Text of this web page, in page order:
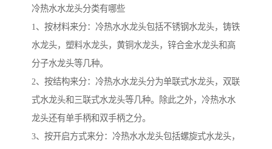
冷热水水龙头分类有哪些
1、按材料来分：冷热水水龙头包括不锈钢水龙头，铸铁
水龙头，塑料水龙头，黄铜水龙头，锌合金水龙头和高
分子水龙头等几种。
2、按结构来分：冷热水水龙头分为单联式水龙头，双联
式水龙头和三联式水龙头等几种。除此之外，冷热水水
龙头还有单手柄和双手柄之分。
3、按开启方式来分：冷热水水龙头包括螺旋式水龙头，